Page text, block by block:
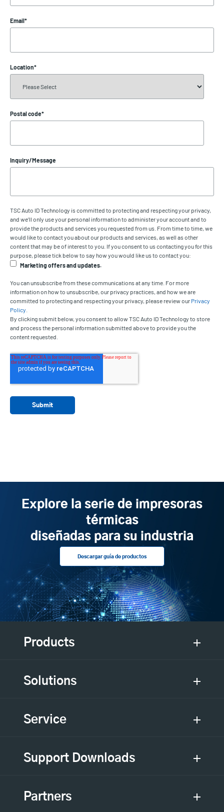
Email*
Location*
Postal code*
Inquiry/Message
TSC Auto ID Technology is committed to protecting and respecting your privacy,
and we’ll only use your personal information to administer your account and to
provide the products and services you requested from us. From time to time, we
would like to contact you about our products and services, as well as other
content that may be of interest to you. If you consent to us contacting you for this
purpose, please tick below to say how you would like us to contact you:
Marketing offers and updates.
You can unsubscribe from these communications at any time. For more
information on how to unsubscribe, our privacy practices, and how we are
committed to protecting and respecting your privacy, please review our Privacy
Policy
By clicking submit below, you consent to allow TSC Auto ID Technology to store
and process the personal information submitted above to provide you the
content requested.
Explore la serie de impresoras
térmicas
diseñadas para su industria
Descargar guía de productos
Products
Solutions
Service
Support Downloads
Partners